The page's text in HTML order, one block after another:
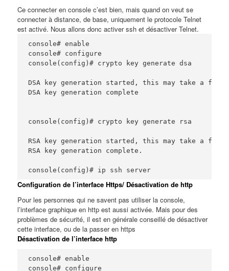
Ce connecter en console c’est bien, mais quand on veut se
connecter à distance, de base, uniquement le protocole Telnet
est activé. Nous allons donc activer ssh et désactiver Telnet.
console# enable
console# configure
console(config)# crypto key generate dsa
DSA key generation started, this may take a
DSA key generation complete
console(config)# crypto key generate rsa
RSA key generation started, this may take a few
RSA key generation complete.
console(config)# ip ssh server
Configuration de l’interface Https/ Désactivation de http
Pour les personnes qui ne savent pas utiliser la console,
l’interface graphique en http est aussi activée. Mais pour des
problèmes de sécurité, il est en générale conseillé de désactiver
cette interface, ou de la passer en https
Désactivation de l’interface http
console# enable
console# configure